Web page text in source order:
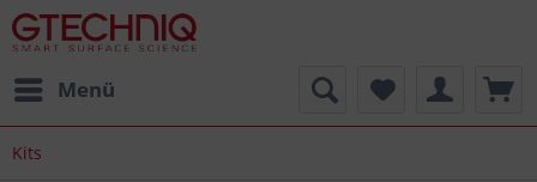
Menü
Kits